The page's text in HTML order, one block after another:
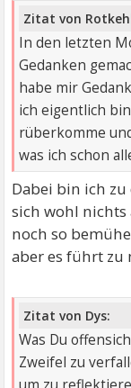
Zitat von
In den letzten
Gedanken
habe mir
ich eigentlich
rüberkomme
was ich schon
Dabei bin ich
sich wohl
noch so
aber es führt zu
Zitat von Dys:
Was Du
Zweifel zu